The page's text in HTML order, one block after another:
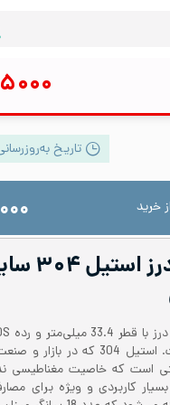
تاریخ
خرید
لوله‌ها برای مصارف صنعتی است.
است که خاصیت مغناطیسی
کاربردی و ویژه برای